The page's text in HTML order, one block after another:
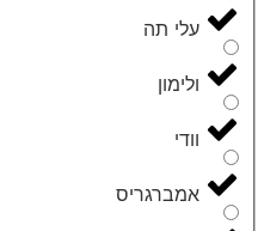
עלי תה
ולימון
וודי
אמברגריס